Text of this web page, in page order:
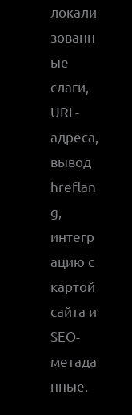
локали
зованн
ые
слаги,
URL-
адреса,
вывод
hreflan
g,
интегр
ацию с
картой
сайта и
SEO-
метада
нные.